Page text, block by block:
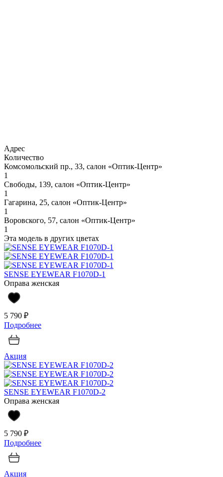
Адрес
Количество
Комсомольский пр., 33, салон «Оптик-Центр»
1
Свободы, 139, салон «Оптик-Центр»
1
Гагарина, 25, салон «Оптик-Центр»
1
Воровского, 57, салон «Оптик-Центр»
1
Эта модель в других цветах
SENSE EYEWEAR F1070D-1
Оправа женская
5 790 ₽
Подробнее
Акция
SENSE EYEWEAR F1070D-2
Оправа женская
5 790 ₽
Подробнее
Акция